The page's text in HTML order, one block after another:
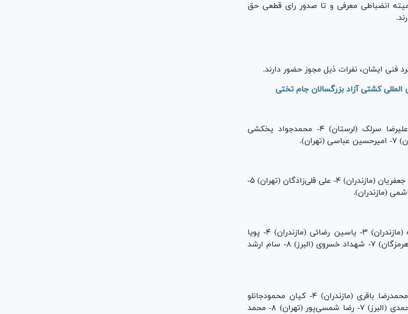
انضباطی معرفی و تا صدور رای قطعی حق
کشتی آزاد بزرگسالان جام تختی
۱- علی یحیی‌پور (مازندران) ۲- امیر پرسته (مازندران) ۳- علیرضا سرلک (لرستان) ۴- محمدجواد یخکشی
۱- علی مومنی (مازندران) ۲- مهدی رحیمی (البرز) ۳- سیدعرفان جعفریان (مازندران) ۴- علی قلی‌زادگان (تهران) ۵-
۱- پیمان نعمتی (سیستان و بلوچستان) ۲- آرمین حبیب‌زاده (مازندران) ۳- یاسین رضائی (مازندران) ۴- پویا
کاکوئی (مازندران) ۵- سینا زندی (همدان) ۶- علی‌اصغر تات (هرمزگان) ۷- شهداد خسروی (البرز) ۸- سام ارشد
۱- ابراهیم الهی (مازندران) ۲- مرتضی قیاسی (لرستان) ۳- محمدرضا باقری (مازندران) ۴- کیان محمودجانلو
(مازندران) ۵- داریوش ولی‌زاده (همدان) ۶- مرتضی حاج ملامحمدی (البرز) ۷- رضا شمسی‌پور (تهران) ۸- محمد